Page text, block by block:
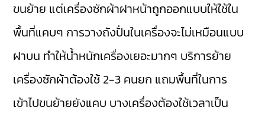
ขนย้าย แต่เครื่องซักผ้าฝาหน้าถูกออกแบบให้ใช้ใน
พื้นที่แคบๆ การวางถังปั่นในเครื่องจะไม่เหมือนแบบ
ฝาบน ทำให้น้ำหนักเครื่องเยอะมากๆ บริการย้าย
เครื่องซักผ้าต้องใช้ 2-3 คนยก แถมพื้นที่ในการ
เข้าไปขนย้ายยังแคบ บางเครื่องต้องใช้เวลาเป็น